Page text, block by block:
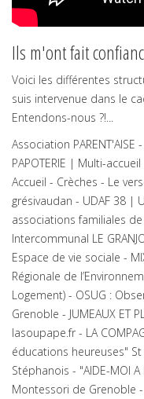
Ils m'ont fait
Voici les différentes
suis intervenue dans le
Entendons-nous ?!...
Association PARENT'AISE
PAPOTERIE | Multi-
Accueil - Crèches - Le
grésivaudan - UDAF 38 |
associations familiales
Intercommunal LE
Espace de vie sociale -
Régionale de
Logement) - OSUG :
Grenoble - JUMEAUX ET
lasoupape.fr - LA
éducations heureuses" St
Stéphanois - "AIDE-MOI A
Montessori de Grenoble -